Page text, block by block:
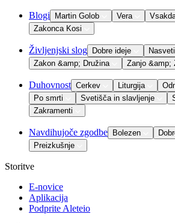
Blogi Martin Golob Vera
Zakonca Kosi
Življenjski slog Dobre ideje Nasveti
Zakon &amp; Družina
Zanjo &amp;
Duhovnost Cerkev Liturgija
Po smrti
Svetišča in slavljenje
Zakramenti
Navdihujoče zgodbe Bolezen
Preizkušnje
Storitve
E-novice
Aplikacija
Podprite Aleteio